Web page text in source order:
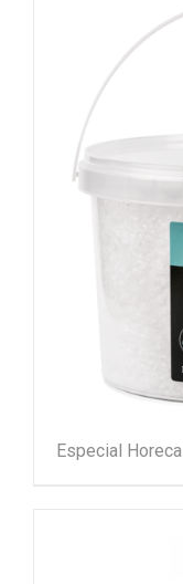
Especial Horeca